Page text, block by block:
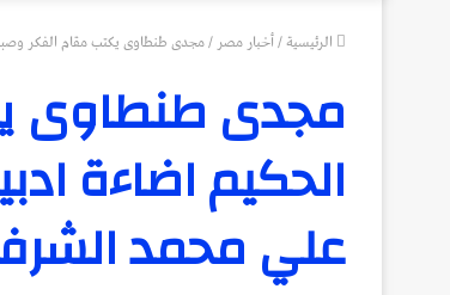
الرئيسية/أخبار مصر/مجدى طنطاوى يكتب مقام الفكر
مجدى طنطاوى
الحكيم اضاءة
علي محمد